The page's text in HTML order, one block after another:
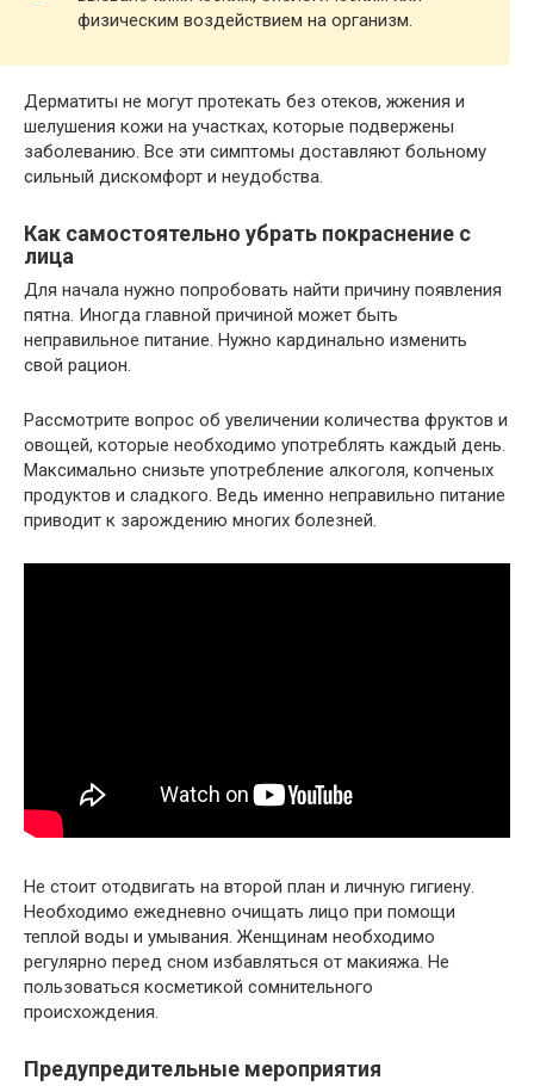
физическим воздействием на организм.
Дерматиты не могут протекать без отеков, жжения и
шелушения кожи на участках, которые подвержены
заболеванию. Все эти симптомы доставляют больному
сильный дискомфорт и неудобства.
Как самостоятельно убрать покраснение с
лица
Для начала нужно попробовать найти причину появления
пятна. Иногда главной причиной может быть
неправильное питание. Нужно кардинально изменить
свой рацион.
Рассмотрите вопрос об увеличении количества фруктов и
овощей, которые необходимо употреблять каждый день.
Максимально снизьте употребление алкоголя, копченых
продуктов и сладкого. Ведь именно неправильно питание
приводит к зарождению многих болезней.
Не стоит отодвигать на второй план и личную гигиену.
Необходимо ежедневно очищать лицо при помощи
теплой воды и умывания. Женщинам необходимо
регулярно перед сном избавляться от макияжа. Не
пользоваться косметикой сомнительного
происхождения.
Предупредительные мероприятия